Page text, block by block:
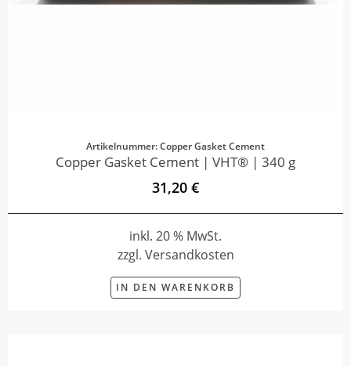
Artikelnummer: Copper Gasket Cement
Copper Gasket Cement | VHT® | 340 g
31,20 €
inkl. 20 % MwSt.
zzgl. Versandkosten
IN DEN WARENKORB